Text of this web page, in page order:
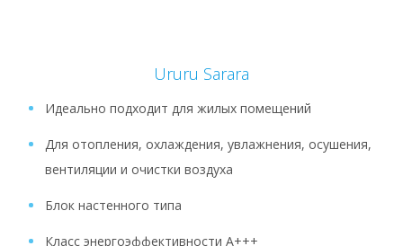
Ururu Sarara
Идеально подходит для жилых помещений
Для отопления, охлаждения, увлажнения, осушения,
вентиляции и очистки воздуха
Блок настенного типа
Класс энергоэффективности A+++